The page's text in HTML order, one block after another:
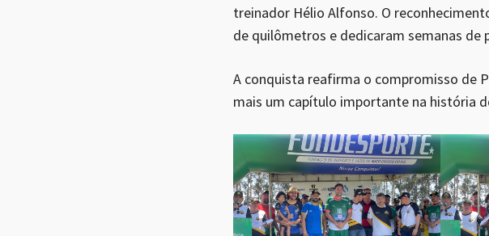
treinador Hélio Alfonso. O
de quilômetros e dedicaram semanas de
A conquista reafirma o compromisso de
mais um capítulo importante na história